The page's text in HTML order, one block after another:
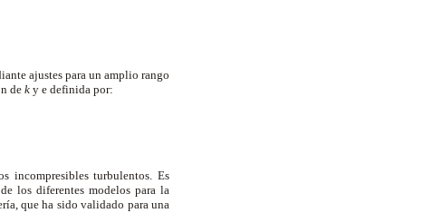
ajustes para un amplio rango
de k y e definida por:
incompresibles turbulentos. Es
los diferentes modelos para la
que ha sido validado para una